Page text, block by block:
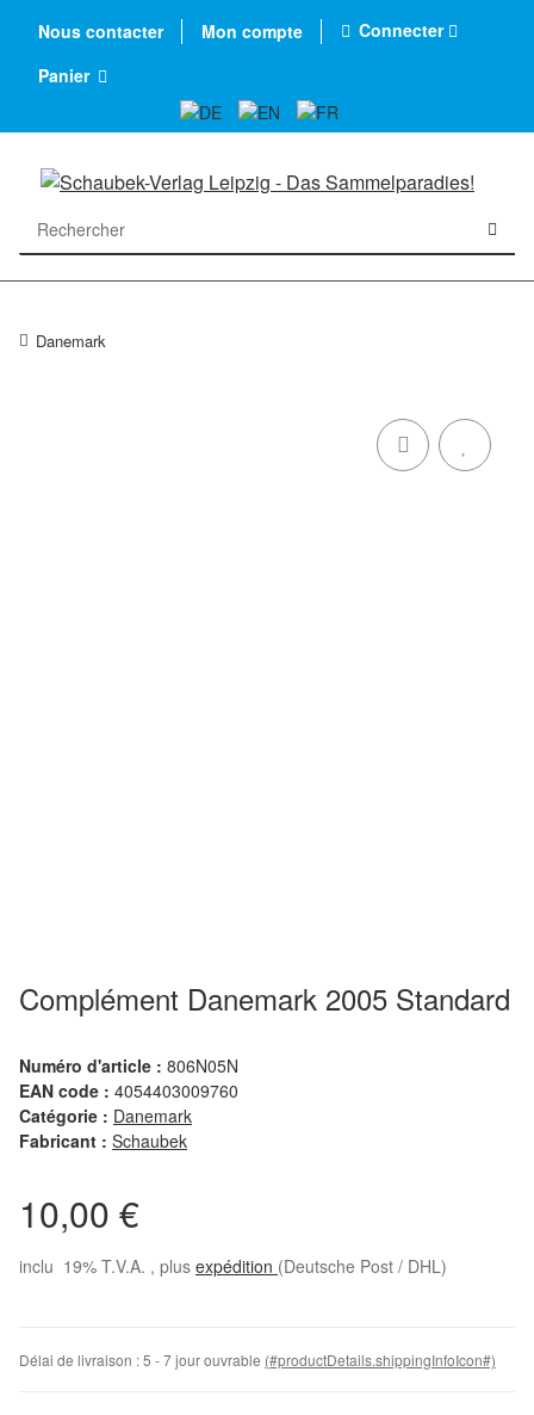
Nous contacter Mon compte
Connecter
Panier
Danemark
Complément Danemark 2005 Standard
Numéro d'article : 806N05N
EAN code : 4054403009760
Catégorie : Danemark
Fabricant : Schaubek
10,00 €
inclu 19% T.V.A. , plus expédition (Deutsche Post / DHL)
Délai de livraison :5 - 7 jour ouvrable (#productDetails.shippingInfoIcon#)